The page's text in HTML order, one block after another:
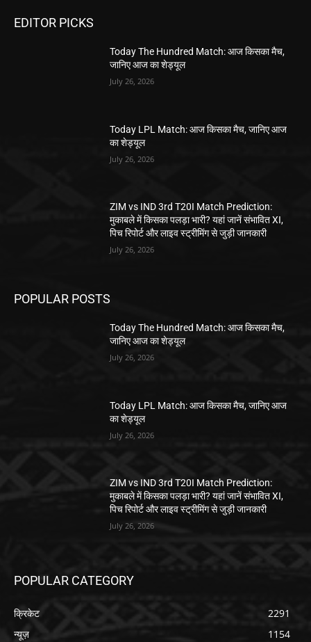
EDITOR PICKS
Today The Hundred Match: आज किसका मैच,
जानिए आज का शेड्यूल
July 26, 2026
Today LPL Match: आज किसका मैच, जानिए आज
का शेड्यूल
July 26, 2026
ZIM vs IND 3rd T20I Match Prediction:
मुकाबले में किसका पलड़ा भारी? यहां जानें संभावित XI,
पिच रिपोर्ट और लाइव स्ट्रीमिंग से जुड़ी जानकारी
July 26, 2026
POPULAR POSTS
Today The Hundred Match: आज किसका मैच,
जानिए आज का शेड्यूल
July 26, 2026
Today LPL Match: आज किसका मैच, जानिए आज
का शेड्यूल
July 26, 2026
ZIM vs IND 3rd T20I Match Prediction:
मुकाबले में किसका पलड़ा भारी? यहां जानें संभावित XI,
पिच रिपोर्ट और लाइव स्ट्रीमिंग से जुड़ी जानकारी
July 26, 2026
POPULAR CATEGORY
क्रिकेट
2291
न्यूज़
1154